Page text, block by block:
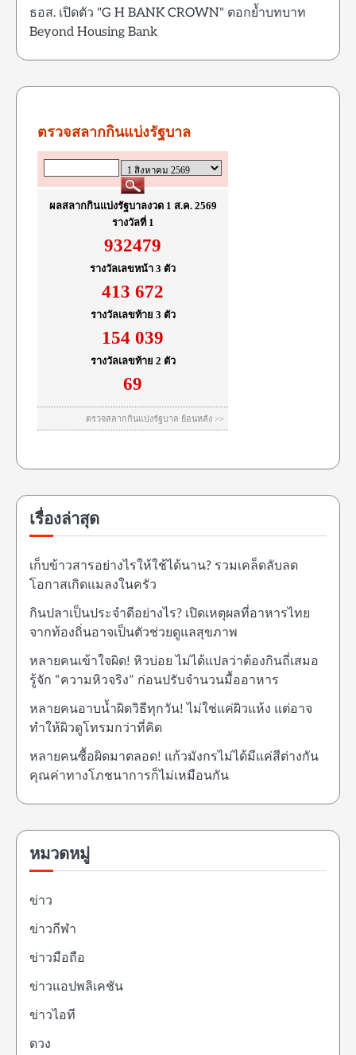
ธอส. เปิดตัว "G H BANK CROWN" ตอกย้ำบทบาท
Beyond Housing Bank
เรื่องล่าสุด
เก็บข้าวสารอย่างไรให้ใช้ได้นาน? รวมเคล็ดลับลด
โอกาสเกิดแมลงในครัว
กินปลาเป็นประจำดีอย่างไร? เปิดเหตุผลที่อาหารไทย
จากท้องถิ่นอาจเป็นตัวช่วยดูแลสุขภาพ
หลายคนเข้าใจผิด! หิวบ่อย ไม่ได้แปลว่าต้องกินถี่เสมอ
รู้จัก “ความหิวจริง” ก่อนปรับจำนวนมื้ออาหาร
หลายคนอาบน้ำผิดวิธีทุกวัน! ไม่ใช่แค่ผิวแห้ง แต่อาจ
ทำให้ผิวดูโทรมกว่าที่คิด
หลายคนซื้อผิดมาตลอด! แก้วมังกรไม่ได้มีแค่สีต่างกัน
คุณค่าทางโภชนาการก็ไม่เหมือนกัน
หมวดหมู่
ข่าว
ข่าวกีฬา
ข่าวมือถือ
ข่าวแอปพลิเคชัน
ข่าวไอที
ดวง